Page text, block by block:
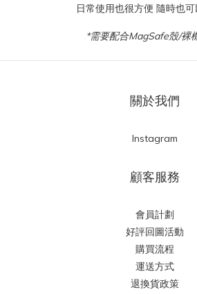
日常使用也很方便 隨時也
*需要配合MagSafe殼/裸
關於我們
Instagram
顧客服務
會員計劃
好評回圖活動
購買流程
運送方式
退換貨政策